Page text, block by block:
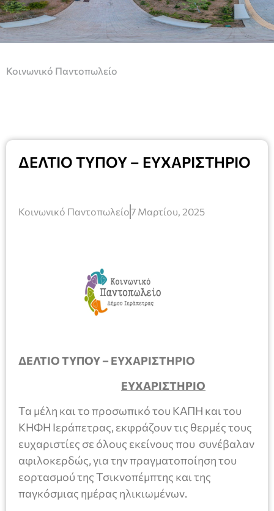
Κοινωνικό Παντοπωλείο
ΔΕΛΤΙΟ ΤΥΠΟΥ – ΕΥΧΑΡΙΣΤΗΡΙΟ
Κοινωνικό Παντοπωλείο7 Μαρτίου, 2025
ΔΕΛΤΙΟ ΤΥΠΟΥ – ΕΥΧΑΡΙΣΤΗΡΙΟ
ΕΥΧΑΡΙΣΤΗΡΙΟ
Τα μέλη και το προσωπικό του ΚΑΠΗ και του
ΚΗΦΗ Ιεράπετρας, εκφράζουν τις θερμές τους
ευχαριστίες σε όλους εκείνους που συνέβαλαν
αφιλοκερδώς, για την πραγματοποίηση του
εορτασμού της Τσικνοπέμπτης και της
παγκόσμιας ημέρας ηλικιωμένων.